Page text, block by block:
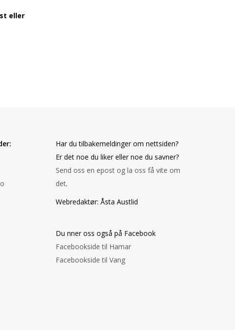
eller
Har du tilbakemeldinger om nettsiden?
Er det noe du liker eller noe du savner?
Send oss en epost og la oss få vite om
det.
Webredaktør: Åsta Austlid
Du finner oss også på Facebook
Facebookside til Hamar
Facebookside til Vang